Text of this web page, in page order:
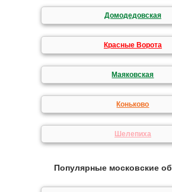
Домодедовская
Красные Ворота
Маяковская
Коньково
Шелепиха
Популярные московские